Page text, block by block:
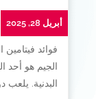
أبريل 28, 2025
فوائد فيتامين
الجيم هو أحد
البدنية.